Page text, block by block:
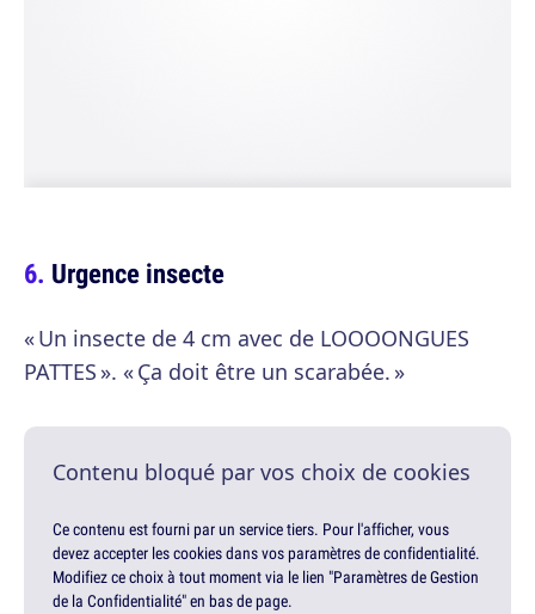
Urgence insecte
« Un insecte de 4 cm avec de LOOOONGUES
PATTES ». « Ça doit être un scarabée. »
Contenu bloqué par vos choix de cookies
Ce contenu est fourni par un service tiers. Pour l'afficher, vous
devez accepter les cookies dans vos paramètres de confidentialité.
Modifiez ce choix à tout moment via le lien "Paramètres de Gestion
de la Confidentialité" en bas de page.